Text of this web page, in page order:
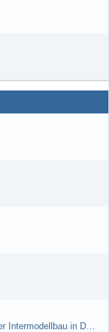
Brushless Buggy Cup am 10.04.2013 auf der Intermodellbau in Dortmund